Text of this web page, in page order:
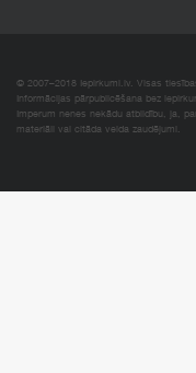
© 2007–2018 Iepirkumi.lv. Visas
Informācijas pārpublicēšana bez
Imperum nenes nekādu atbildību, ja,
materiāli vai citāda veida zaudējumi.